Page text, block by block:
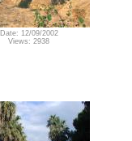
Date: 12/09/2002
Views: 2938